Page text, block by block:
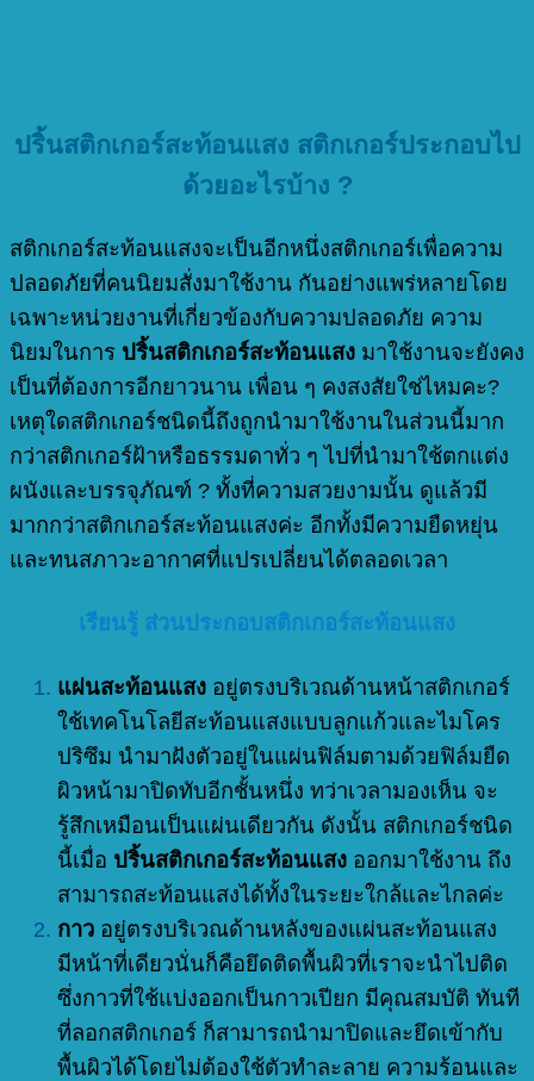
ปริ้นสติกเกอร์สะท้อนแสง สติกเกอร์ประกอบไป
ด้วยอะไรบ้าง ?
สติกเกอร์สะท้อนแสงจะเป็นอีกหนึ่งสติกเกอร์เพื่อความ
ปลอดภัยที่คนนิยมสั่งมาใช้งาน กันอย่างแพร่หลายโดย
เฉพาะหน่วยงานที่เกี่ยวข้องกับความปลอดภัย ความ
นิยมในการ ปริ้นสติกเกอร์สะท้อนแสง มาใช้งานจะยังคง
เป็นที่ต้องการอีกยาวนาน เพื่อน ๆ คงสงสัยใช่ไหมคะ?
เหตุใดสติกเกอร์ชนิดนี้ถึงถูกนำมาใช้งานในส่วนนี้มาก
กว่าสติกเกอร์ฝ้าหรือธรรมดาทั่ว ๆ ไปที่นำมาใช้ตกแต่ง
ผนังและบรรจุภัณฑ์ ? ทั้งที่ความสวยงามนั้น ดูแล้วมี
มากกว่าสติกเกอร์สะท้อนแสงค่ะ อีกทั้งมีความยืดหยุ่น
และทนสภาวะอากาศที่แปรเปลี่ยนได้ตลอดเวลา
เรียนรู้ ส่วนประกอบสติกเกอร์สะท้อนแสง
แผ่นสะท้อนแสง อยู่ตรงบริเวณด้านหน้าสติกเกอร์
ใช้เทคโนโลยีสะท้อนแสงแบบลูกแก้วและไมโคร
ปริซึม นำมาฝังตัวอยู่ในแผ่นฟิล์มตามด้วยฟิล์มยืด
ผิวหน้ามาปิดทับอีกชั้นหนึ่ง ทว่าเวลามองเห็น จะ
รู้สึกเหมือนเป็นแผ่นเดียวกัน ดังนั้น สติกเกอร์ชนิด
นี้เมื่อ ปริ้นสติกเกอร์สะท้อนแสง ออกมาใช้งาน ถึง
สามารถสะท้อนแสงได้ทั้งในระยะใกล้และไกลค่ะ
กาว อยู่ตรงบริเวณด้านหลังของแผ่นสะท้อนแสง
มีหน้าที่เดียวนั่นก็คือยึดติดพื้นผิวที่เราจะนำไปติด
ซึ่งกาวที่ใช้แบ่งออกเป็นกาวเปียก มีคุณสมบัติ ทันที
ที่ลอกสติกเกอร์ ก็สามารถนำมาปิดและยึดเข้ากับ
พื้นผิวได้โดยไม่ต้องใช้ตัวทำละลาย ความร้อนและ